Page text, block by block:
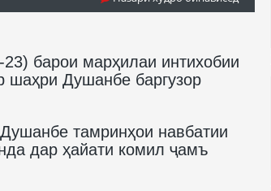
барои марҳилаи интихобии
шаҳри Душанбе баргузор
тамринҳои навбатии
дар ҳайати комил ҷамъ